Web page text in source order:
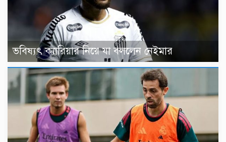
ভবিষ্যৎ ক্যারিয়ার নিয়ে যা বললেন নেইমার